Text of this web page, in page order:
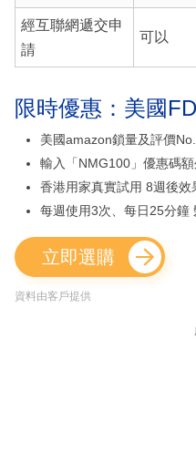
經互聯網遞交申
請
可以
限時優惠：美國
美國amazon鎖量及評價No.
輸入「NMG100」優惠碼
香港用家真實試用 8週後效
每週使用3次、每日25分鐘
立即選購
資料由客戶提供